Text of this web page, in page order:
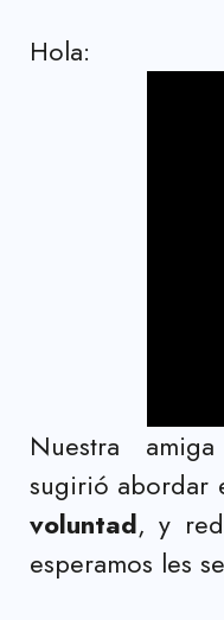
Hola:
Nuestra
sugirió abordar
voluntad, y
esperamos les